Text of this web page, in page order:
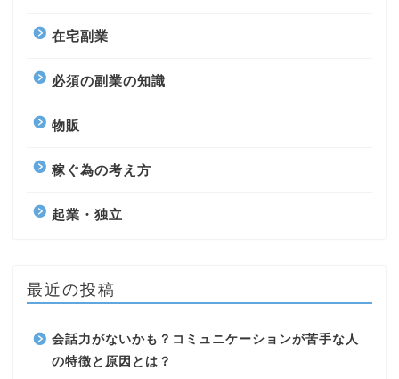
在宅副業
必須の副業の知識
物販
稼ぐ為の考え方
起業・独立
最近の投稿
会話力がないかも？コミュニケーションが苦手な人
の特徴と原因とは？